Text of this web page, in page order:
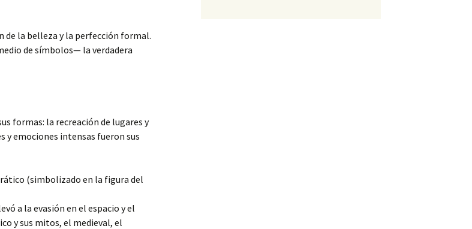
de la belleza y la perfección formal.
de símbolos— la verdadera
formas: la recreación de lugares y
y emociones intensas fueron sus
(simbolizado en la figura del
a la evasión en el espacio y el
y sus mitos, el medieval, el